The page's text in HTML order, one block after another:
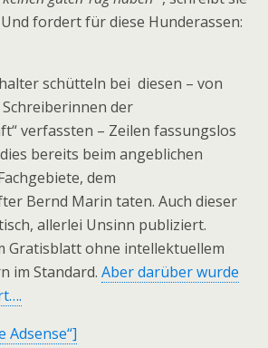
fordert für diese Hunderassen:
schütteln bei diesen – von
der
verfassten – Zeilen fassungslos
bereits beim angeblichen
dem
Bernd Marin taten. Auch dieser
allerlei Unsinn publiziert.
Gratisblatt ohne intellektuellem
im Standard. Aber darüber wurde
Adsense“]